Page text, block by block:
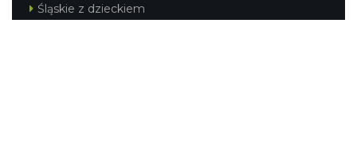
Śląskie z dzieckiem